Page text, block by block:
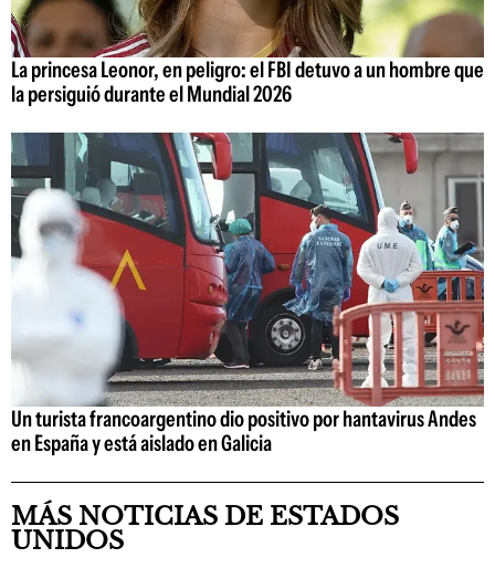
La princesa Leonor, en peligro: el FBI detuvo a un hombre que
la persiguió durante el Mundial 2026
Un turista francoargentino dio positivo por hantavirus Andes
en España y está aislado en Galicia
MÁS NOTICIAS DE ESTADOS
UNIDOS